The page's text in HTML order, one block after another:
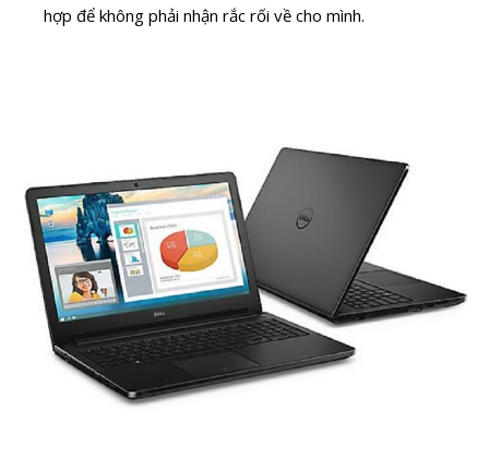
hợp để không phải nhận rắc rối về cho mình.